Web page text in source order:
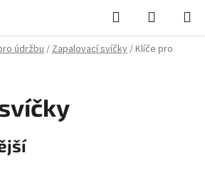
Hledat
KOŠÍK
údržbu/Zapalovací svíčky/Klíče pro